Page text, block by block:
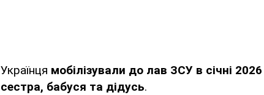
Українця мобілізували до лав ЗСУ в січні
сестра, бабуся та дідусь.